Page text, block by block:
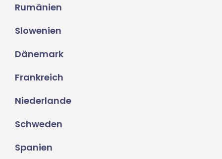
Rumänien
Slowenien
Dänemark
Frankreich
Niederlande
Schweden
Spanien